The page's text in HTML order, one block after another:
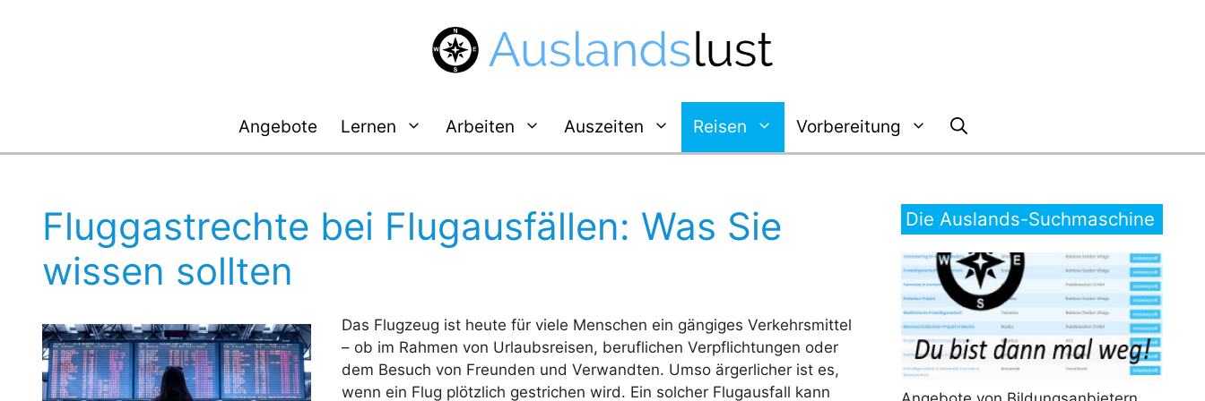
Angebote Lernen Arbeiten Auszeiten Reisen Vorbereitung
Fluggastrechte bei Flugausfällen: Was Sie
wissen sollten
Das Flugzeug ist heute für viele Menschen ein gängiges Verkehrsmittel
– ob im Rahmen von Urlaubsreisen, beruflichen Verpflichtungen oder
dem Besuch von Freunden und Verwandten. Umso ärgerlicher ist es,
wenn ein Flug plötzlich gestrichen wird. Ein solcher Flugausfall kann
Die Auslands-Suchmaschine